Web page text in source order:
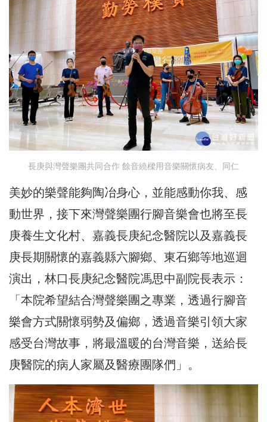
長庚與灣聲樂團共同合作 餘音繞樑用音樂關懷病友、同仁
美妙的樂聲能夠陶冶身心，並能感動你我、感
動世界，接下來灣聲樂團行腳音樂會也將至長
庚養生文化村、嘉義長庚紀念醫院以及嘉義長
庚長期關懷的嘉義縣六腳鄉、東石鄉等地巡迴
演出，林口長庚紀念醫院馮思中副院長表示：
「本院希望結合灣聲樂團之專業，透過行腳音
樂會方式關懷弱勢及偏鄉，透過音樂引領大家
感受台灣故事，將最溫暖的台灣音樂，送給長
庚醫院的病人家屬及醫療團隊們」。